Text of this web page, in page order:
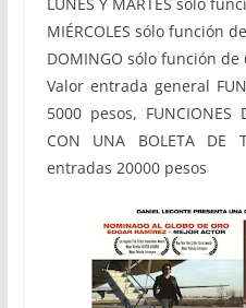
LUNES Y MARTES sólo
MIÉRCOLES sólo función
DOMINGO sólo función de
Valor entrada general
5000 pesos,
CON UNA BOLETA DE
entradas 20000 pesos